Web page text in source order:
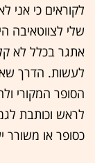
לקוראים כי אני
שלי לצווטאיבה
אתגר בכלל לא
לעשות. הדרך
הסופר המקורי
לראש וכותבת
כסופר או משורר